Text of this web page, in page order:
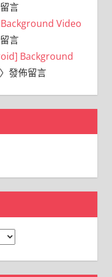
言
Video
言
Background
〉發佈留言